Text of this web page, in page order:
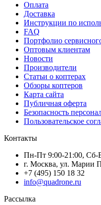
Оплата
Доставка
Инструкции по
FAQ
Портфолио
Оптовым клиентам
Новости
Производители
Статьи о коптерах
Обзоры коптеров
Карта сайта
Публичная оферта
Безопасность
Пользовательское
Контакты
Пн-Пт 9:00-21:00, Сб-
г. Москва, ул. Марии
+7 (495) 150 18 32
info@quadrone.ru
Рассылка